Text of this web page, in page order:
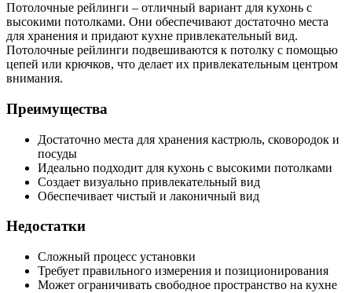
Потолочные рейлинги – отличный вариант для кухонь с
высокими потолками. Они обеспечивают достаточно места
для хранения и придают кухне привлекательный вид.
Потолочные рейлинги подвешиваются к потолку с помощью
цепей или крючков, что делает их привлекательным центром
внимания.
Преимущества
Достаточно места для хранения кастрюль, сковородок и
посуды
Идеально подходит для кухонь с высокими потолками
Создает визуально привлекательный вид
Обеспечивает чистый и лаконичный вид
Недостатки
Сложный процесс установки
Требует правильного измерения и позиционирования
Может ограничивать свободное пространство на кухне